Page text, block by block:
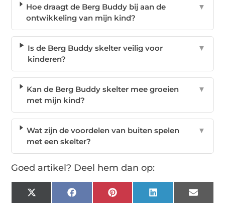
Hoe draagt de Berg Buddy bij aan de
ontwikkeling van mijn kind?
▼
Is de Berg Buddy skelter veilig voor
kinderen?
▼
Kan de Berg Buddy skelter mee groeien
met mijn kind?
▼
Wat zijn de voordelen van buiten spelen
met een skelter?
▼
Goed artikel? Deel hem dan op:
X
(Twitter)
Facebook Pinterest LinkedIn Email